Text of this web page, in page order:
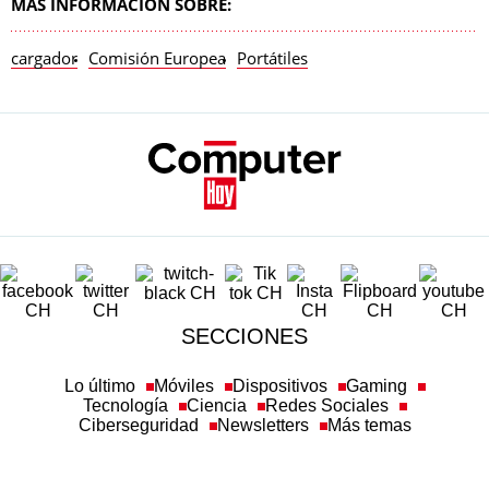
cargador Comisión Europea Portátiles
SECCIONES
Lo último Móviles Dispositivos
Gaming
Tecnología
Ciencia
Redes Sociales
Ciberseguridad
Newsletters Más temas